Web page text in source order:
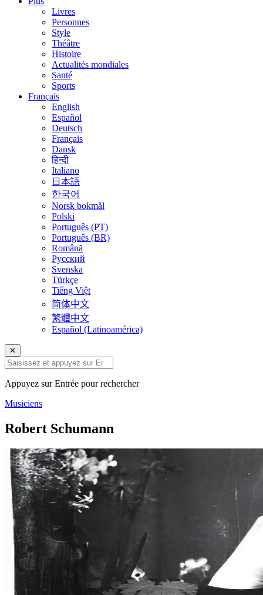
Livres
Personnes
Style
Théâtre
Histoire
Actualités mondiales
Santé
Sports
Français
English
Español
Deutsch
Français
Dansk
हिन्दी
Italiano
日本語
한국어
Norsk bokmål
Polski
Português (PT)
Português (BR)
Română
Русский
Svenska
Türkçe
Tiếng Việt
简体中文
繁體中文
Español (Latinoamérica)
✕
Appuyez sur Entrée pour rechercher
Musiciens
Robert Schumann